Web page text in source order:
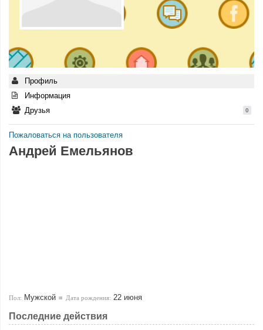
Профиль
Информация
Друзья
0
Пожаловаться на пользователя
Андрей Емельянов
Пол: Мужской Дата рождения: 22 июня
Последние действия